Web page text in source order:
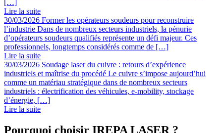
[…]
Lire la suite
30/03/2026 Former les opérateurs soudeurs pour reconstruire
l’industrie Dans de nombreux secteurs industriels, la pénurie
d’opérateurs soudeurs qualifiés représente un défi majeur. Ces
professionnels, longtemps considérés comme de […]
Lire la suite
30/03/2026 Soudage laser du cuivre : retours d’expérience
industriels et maîtrise du procédé Le cuivre s’impose aujourd’hui
comme un matériau stratégique dans de nombreux secteurs
industriels : électrification des véhicules, e-mobility, stockage
d’énergie, […]
Lire la suite
Pourquoi choisir IREPA LASER ?